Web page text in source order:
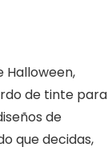
Halloween,
de tinte para
de
que decidas,